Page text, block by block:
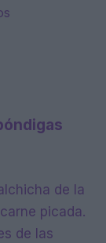
de la
picada.
de las